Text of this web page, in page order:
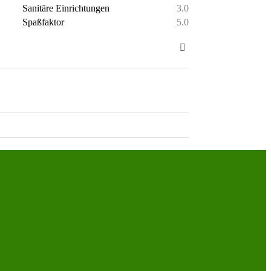
Sanitäre Einrichtungen
3.0
Spaßfaktor
5.0